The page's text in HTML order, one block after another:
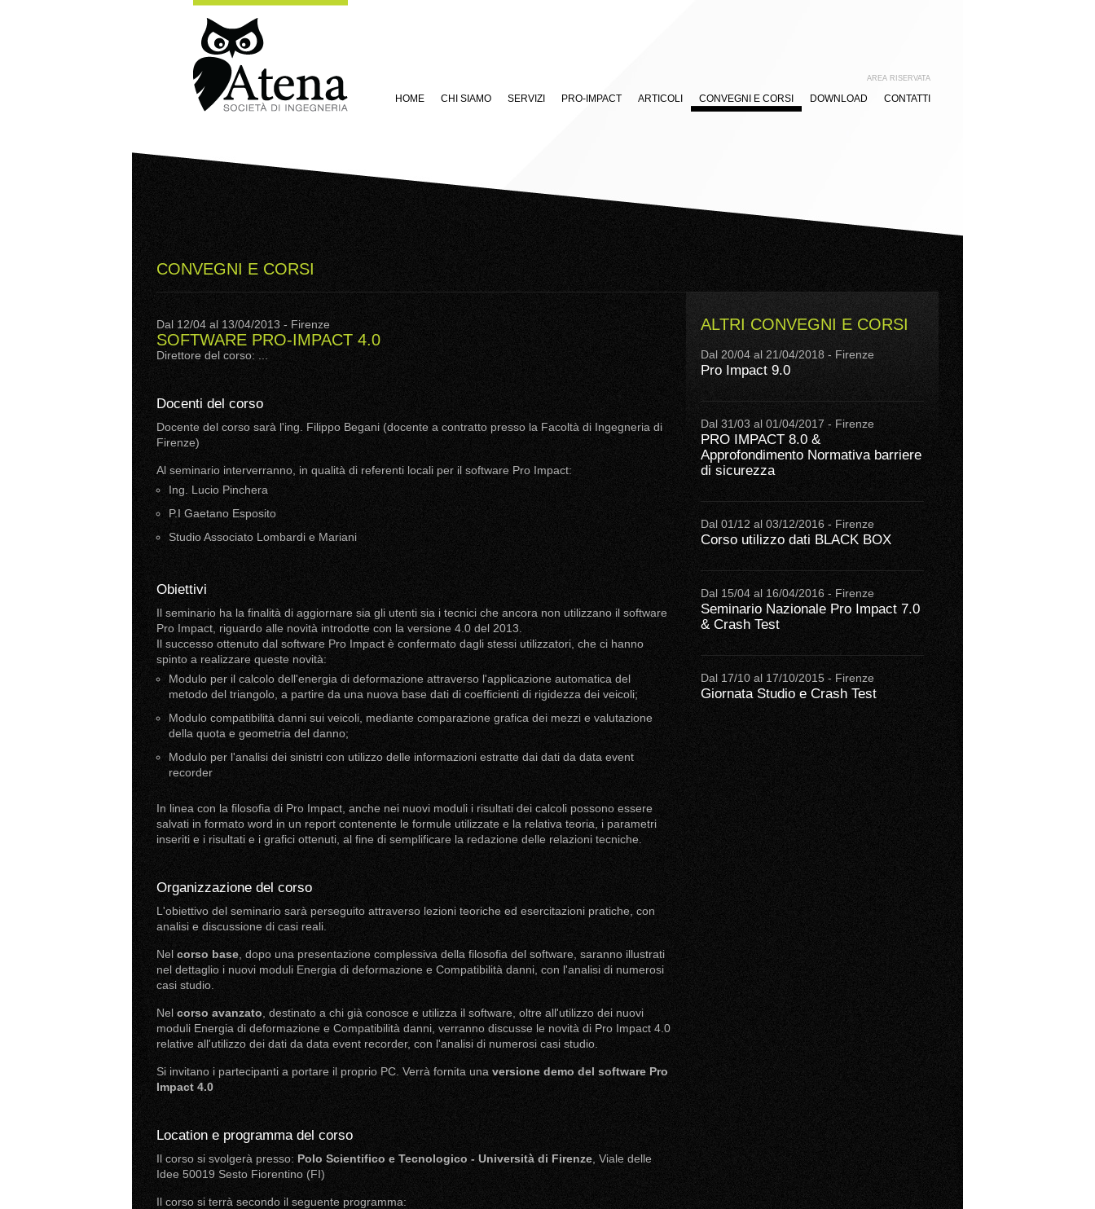
AREA RISERVATA
HOME CHI SIAMO SERVIZI PRO-IMPACT ARTICOLI CONVEGNI E CORSI DOWNLOAD CONTATTI
CONVEGNI E CORSI
Dal 12/04 al 13/04/2013 - Firenze
SOFTWARE PRO-IMPACT 4.0
Direttore del corso: ...
Docenti del corso
Docente del corso sarà l'ing. Filippo Begani (docente a contratto presso la Facoltà di Ingegneria di
Firenze)
Al seminario interverranno, in qualità di referenti locali per il software Pro Impact:
Ing. Lucio Pinchera
P.I Gaetano Esposito
Studio Associato Lombardi e Mariani
Obiettivi
Il seminario ha la finalità di aggiornare sia gli utenti sia i tecnici che ancora non utilizzano il software
Pro Impact, riguardo alle novità introdotte con la versione 4.0 del 2013.
Il successo ottenuto dal software Pro Impact è confermato dagli stessi utilizzatori, che ci hanno
spinto a realizzare queste novità:
Modulo per il calcolo dell'energia di deformazione attraverso l'applicazione automatica del
metodo del triangolo, a partire da una nuova base dati di coefficienti di rigidezza dei veicoli;
Modulo compatibilità danni sui veicoli, mediante comparazione grafica dei mezzi e valutazione
della quota e geometria del danno;
Modulo per l'analisi dei sinistri con utilizzo delle informazioni estratte dai dati da data event
recorder
In linea con la filosofia di Pro Impact, anche nei nuovi moduli i risultati dei calcoli possono essere
salvati in formato word in un report contenente le formule utilizzate e la relativa teoria, i parametri
inseriti e i risultati e i grafici ottenuti, al fine di semplificare la redazione delle relazioni tecniche.
Organizzazione del corso
L'obiettivo del seminario sarà perseguito attraverso lezioni teoriche ed esercitazioni pratiche, con
analisi e discussione di casi reali.
Nel corso base , dopo una presentazione complessiva della filosofia del software, saranno illustrati
nel dettaglio i nuovi moduli Energia di deformazione e Compatibilità danni, con l'analisi di numerosi
casi studio.
Nel corso avanzato , destinato a chi già conosce e utilizza il software, oltre all'utilizzo dei nuovi
moduli Energia di deformazione e Compatibilità danni, verranno discusse le novità di Pro Impact 4.0
relative all'utilizzo dei dati da data event recorder, con l'analisi di numerosi casi studio.
Si invitano i partecipanti a portare il proprio PC. Verrà fornita una versione demo del software Pro
Impact 4.0
Location e programma del corso
Il corso si svolgerà presso: Polo Scientifico e Tecnologico - Università di Firenze , Viale delle
Idee 50019 Sesto Fiorentino (FI)
Il corso si terrà secondo il seguente programma:
ALTRI CONVEGNI E CORSI
Dal 20/04 al 21/04/2018 - Firenze
Pro Impact 9.0
Dal 31/03 al 01/04/2017 - Firenze
PRO IMPACT 8.0 &
Approfondimento Normativa barriere
di sicurezza
Dal 01/12 al 03/12/2016 - Firenze
Corso utilizzo dati BLACK BOX
Dal 15/04 al 16/04/2016 - Firenze
Seminario Nazionale Pro Impact 7.0
& Crash Test
Dal 17/10 al 17/10/2015 - Firenze
Giornata Studio e Crash Test